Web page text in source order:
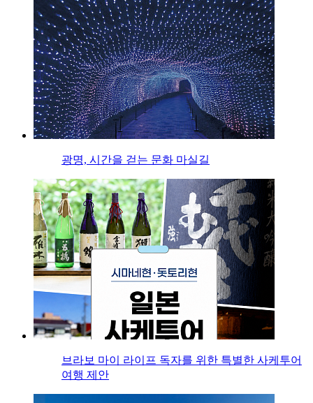
광명, 시간을 걷는 문화 마실길
브라보 마이 라이프 독자를 위한 특별한 사케투어
여행 제안